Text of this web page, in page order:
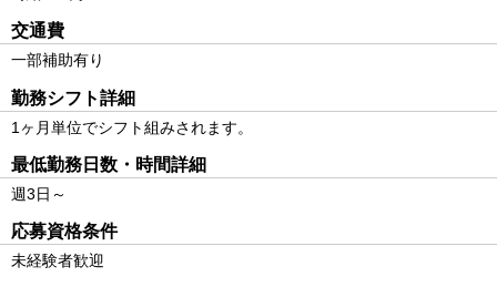
交通費
一部補助有り
勤務シフト詳細
1ヶ月単位でシフト組みされます。
最低勤務日数・時間詳細
週3日～
応募資格条件
未経験者歓迎